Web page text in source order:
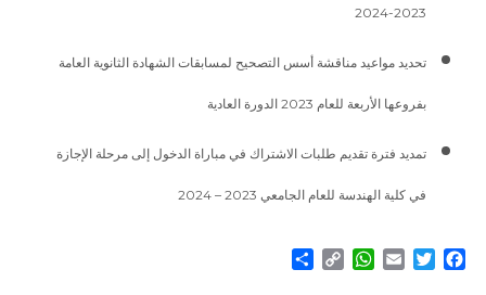
2023-2024
تحديد مواعيد مناقشة أسس التصحيح لمسابقات الشهادة الثانوية العامة
بفروعها الأربعة للعام 2023 الدورة العادية
تمديد فترة تقديم طلبات الاشتراك في مباراة الدخول إلى مرحلة الإجازة
في كلية الهندسة للعام الجامعي 2023 – 2024
Facebook
Twitter
Email
WhatsApp
Copy